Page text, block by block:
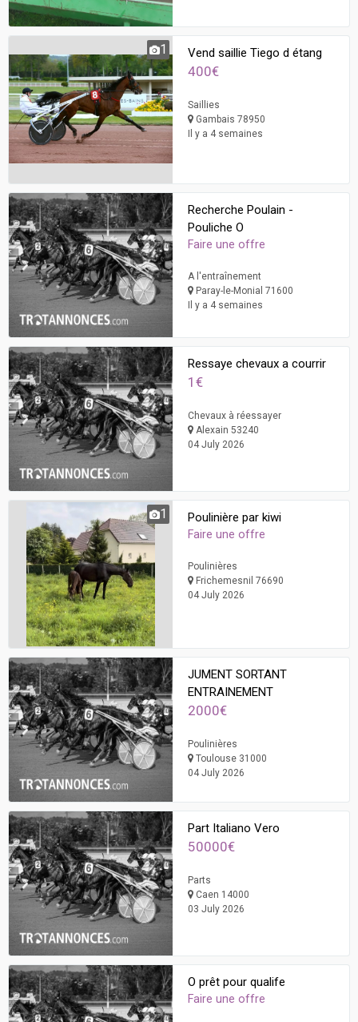
1 Vend saillie Tiego d étang
400€
Saillies
Gambais 78950
Il y a 4 semaines
Recherche Poulain -
Pouliche O
Faire une offre
A l'entraînement
Paray-le-Monial 71600
Il y a 4 semaines
Ressaye chevaux a courrir
1€
Chevaux à réessayer
Alexain 53240
04 July 2026
1 Poulinière par kiwi
Faire une offre
Poulinières
Frichemesnil 76690
04 July 2026
JUMENT SORTANT
ENTRAINEMENT
2000€
Poulinières
Toulouse 31000
04 July 2026
Part Italiano Vero
50000€
Parts
Caen 14000
03 July 2026
O prêt pour qualife
Faire une offre